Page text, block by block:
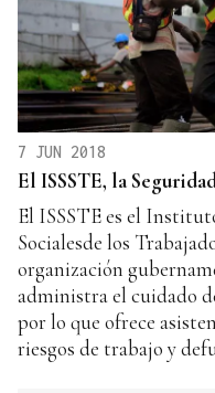
7 JUN 2018
El ISSSTE, la
El ISSSTE es el
Socialesde los
organización
administra el cuidado
por lo que ofrece
riesgos de trabajo y